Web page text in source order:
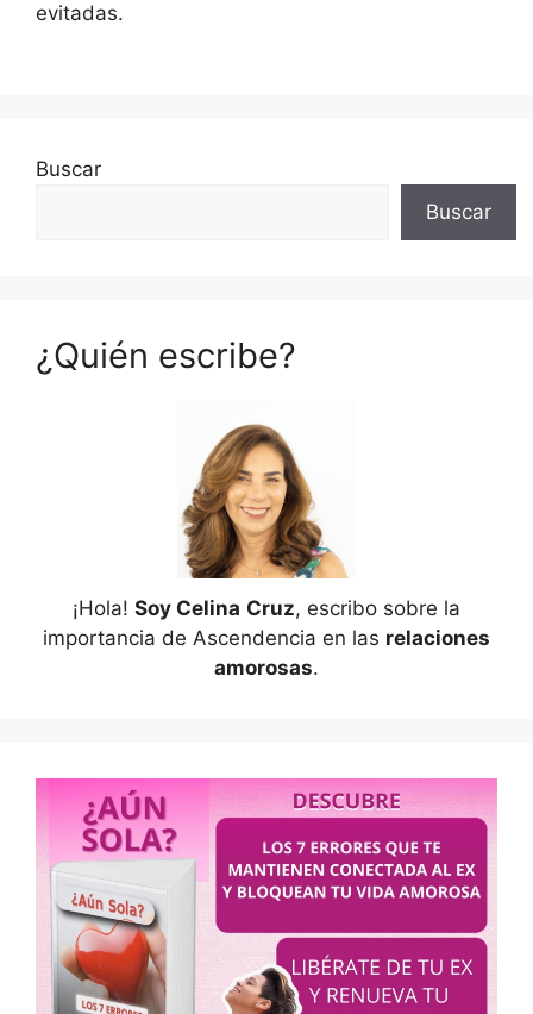
evitadas.
Buscar
Buscar
¿Quién escribe?
¡Hola! Soy Celina Cruz, escribo sobre la
importancia de Ascendencia en las relaciones
amorosas.